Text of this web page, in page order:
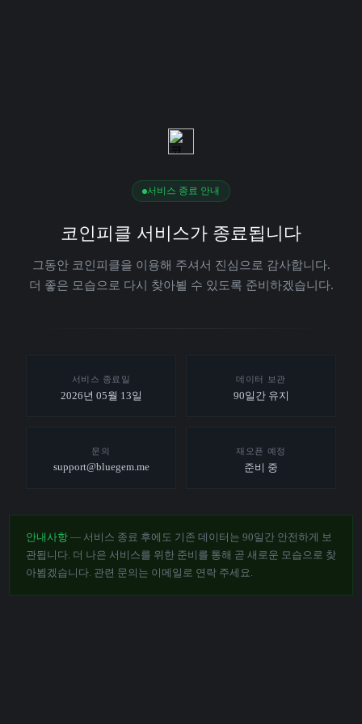
서비스 종료 안내
코인피클 서비스가 종료됩니다
그동안 코인피클을 이용해 주셔서 진심으로 감사합니다.
더 좋은 모습으로 다시 찾아뵐 수 있도록 준비하겠습니다.
서비스 종료일
2026년 05월 13일
데이터 보관
90일간 유지
문의
support@bluegem.me
재오픈 예정
준비 중
안내사항 — 서비스 종료 후에도 기존 데이터는 90일간 안전하게 보
관됩니다. 더 나은 서비스를 위한 준비를 통해 곧 새로운 모습으로 찾
아뵙겠습니다. 관련 문의는 이메일로 연락 주세요.